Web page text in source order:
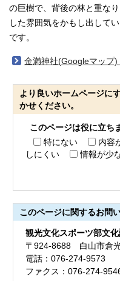
の巨樹で、背後の林と重な
した雰囲気をかもし出して
です。
金満神社(Googleマップ)
より良いホームページに
かせください。
このページは役に立ち
特にない
内容
しにくい
情報が少
このページに関するお問
観光文化スポーツ部文
〒924-8688 白山市倉
電話：076-274-9573
ファクス：076-274-